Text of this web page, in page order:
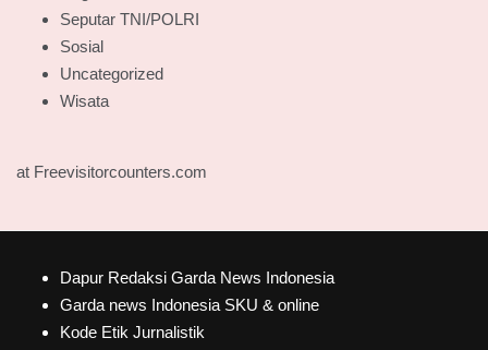
Seputar TNI/POLRI
Sosial
Uncategorized
Wisata
at Freevisitorcounters.com
Dapur Redaksi Garda News Indonesia
Garda news Indonesia SKU & online
Kode Etik Jurnalistik